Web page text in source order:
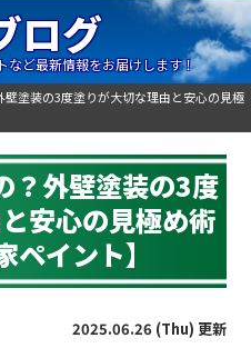
ログ
など最新情報をお届けします！
壁塗装の3度塗りが大切な理由と安心の見極
？外壁塗装の3度
安心の見極め術
ペイント】
2025.06.26 (Thu) 更新